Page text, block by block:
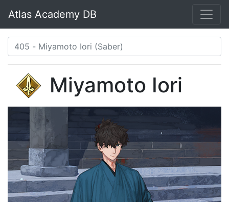
Atlas Academy DB
Miyamoto Iori